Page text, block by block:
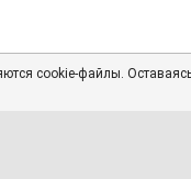
cookie-файлы.